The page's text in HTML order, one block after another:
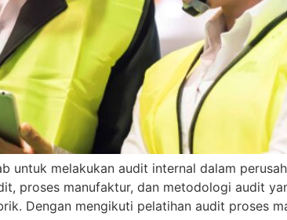
melakukan audit internal dalam
proses manufaktur, dan metodologi audit
Dengan mengikuti pelatihan audit proses